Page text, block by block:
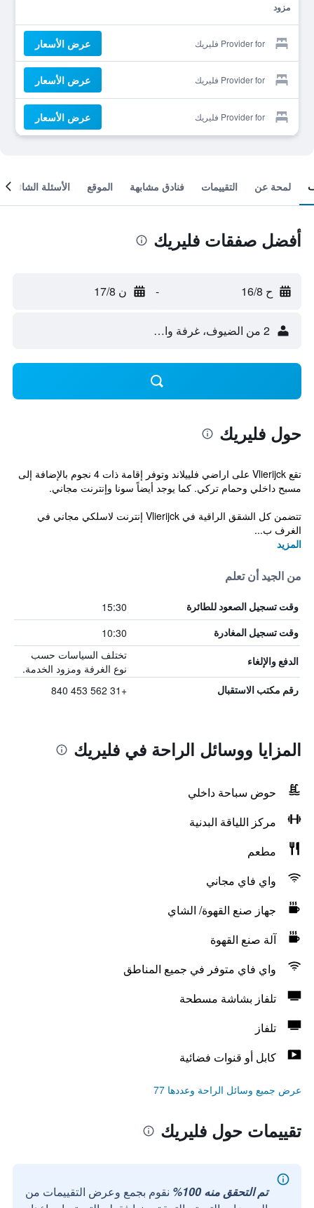
مزود
Provider for فليريك عرض الأسعار
Provider for فليريك عرض الأسعار
Provider for فليريك عرض الأسعار
لمحة عن التقييمات فنادق مشابهة الموقع الأسئلة الشائعة
أفضل صفقات فليريك
ح 16/8 - ن 17/8
2 من الضيوف، غرفة واحدة
حول فليريك
تقع Vlierijck على اراضي فلييلاند وتوفر إقامة ذات 4 نجوم بالإضافة إلى
مسبح داخلي وحمام تركي. كما يوجد أيضاً سونا وإنترنت مجاني.
تتضمن كل الشقق الراقية في Vlierijck إنترنت لاسلكي مجاني في
الغرف ب...
المزيد
من الجيد أن تعلم
وقت تسجيل الصعود للطائرة 15:30
وقت تسجيل المغادرة 10:30
الدفع والإلغاء
تختلف السياسات حسب
نوع الغرفة ومزود الخدمة.
رقم مكتب الاستقبال +31 562 453 840
المزايا ووسائل الراحة في فليريك
حوض سباحة داخلي
مركز اللياقة البدنية
مطعم
واي فاي مجاني
جهاز صنع القهوة/ الشاي
آلة صنع القهوة
واي فاي متوفر في جميع المناطق
تلفاز بشاشة مسطحة
تلفاز
كابل أو قنوات فضائية
عرض جميع وسائل الراحة وعددها 77
تقييمات حول فليريك
تم التحقق منه 100%
نقوم بجمع وعرض التقييمات من